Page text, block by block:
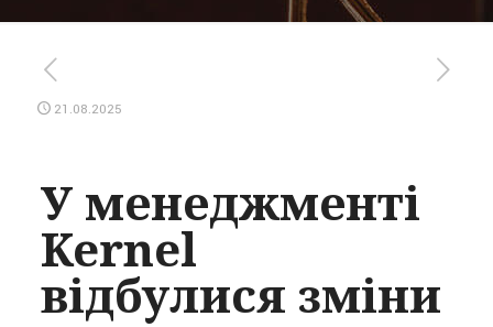
21.08.2025
У менеджменті
Kernel
відбулися зміни